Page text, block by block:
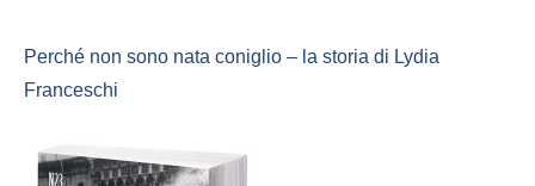
Perché non sono nata coniglio – la storia di Lydia
Franceschi